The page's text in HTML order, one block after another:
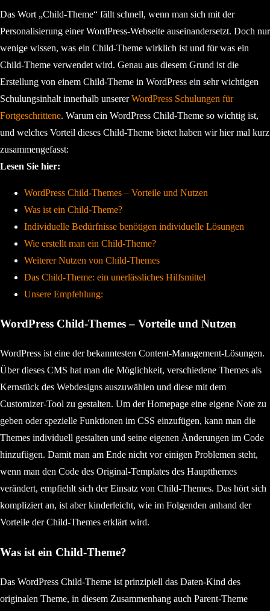
Das Wort „Child-Theme“ fällt schnell, wenn man sich mit der
Personalisierung einer WordPress-Webseite auseinandersetzt. Doch nur
wenige wissen, was ein Child-Theme wirklich ist und für was ein
Child-Theme verwendet wird. Genau aus diesem Grund ist die
Erstellung von einem Child-Theme in WordPress ein sehr wichtigen
Schulungsinhalt innerhalb unsererWordPress Schulungen für
Fortgeschrittene. Warum ein WordPress Child-Theme so wichtig ist,
und welches Vorteil dieses Child-Theme bietet haben wir hier mal kurz
zusammengefasst:
Lesen Sie hier:
WordPress Child-Themes – Vorteile und Nutzen
Was ist ein Child-Theme?
Individuelle Bedürfnisse benötigen individuelle Lösungen
Wie erstellt man ein Child-Theme?
Weiterer Nutzen von Child-Themes
Das Child-Theme: ein unerlässliches Hilfsmittel
Unsere Empfehlung:
WordPress Child-Themes – Vorteile und Nutzen
WordPress ist eine der bekanntesten Content-Management-Lösungen.
Über dieses CMS hat man die Möglichkeit, verschiedene Themes als
Kernstück des Webdesigns auszuwählen und diese mit dem
Customizer-Tool zu gestalten. Um der Homepage eine eigene Note zu
geben oder spezielle Funktionen im CSS einzufügen, kann man die
Themes individuell gestalten und seine eigenen Änderungen im Code
hinzufügen. Damit man am Ende nicht vor einigen Problemen steht,
wenn man den Code des Original-Templates des Hauptthemes
verändert, empfiehlt sich der Einsatz von Child-Themes. Das hört sich
kompliziert an, ist aber kinderleicht, wie im Folgenden anhand der
Vorteile der Child-Themes erklärt wird.
Was ist ein Child-Theme?
Das WordPress Child-Theme ist prinzipiell das Daten-Kind des
originalen Theme, in diesem Zusammenhang auch Parent-Theme